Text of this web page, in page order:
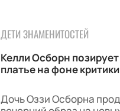
ДЕТИ ЗНАМЕНИТОСТЕЙ
Келли Осборн
платье на фоне
Дочь Оззи Осборна